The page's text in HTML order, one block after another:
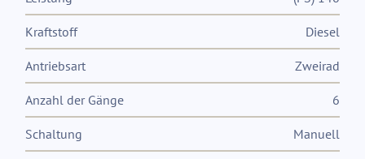
Kraftstoff Diesel
Antriebsart Zweirad
Anzahl der Gänge 6
Schaltung Manuell